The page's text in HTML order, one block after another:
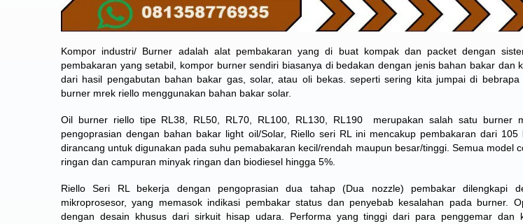
Kompor industri/ Burner adalah alat pembakaran yang di buat kompak dan packet dengan
pembakaran yang setabil, kompor burner sendiri biasanya di bedakan dengan jenis bahan bakar dan
dari hasil pengabutan bahan bakar gas, solar, atau oli bekas. seperti sering kita jumpai di
burner mrek riello menggunakan bahan bakar solar.
Oil burner riello tipe RL38, RL50, RL70, RL100, RL130, RL190 merupakan salah satu burner
pengoprasian dengan bahan bakar light oil/Solar, Riello seri RL ini mencakup pembakaran dari
dirancang untuk digunakan pada suhu pemabakaran kecil/rendah maupun besar/tinggi. Semua model
ringan dan campuran minyak ringan dan biodiesel hingga 5%.
Riello Seri RL bekerja dengan pengoprasian dua tahap (Dua nozzle) pembakar dilengkapi
mikroprosesor, yang memasok indikasi pembakar status dan penyebab kesalahan pada burner.
dengan desain khusus dari sirkuit hisap udara. Performa yang tinggi dari para penggemar dan